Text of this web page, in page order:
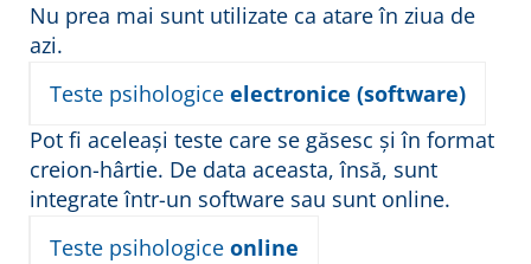
Nu prea mai sunt utilizate ca atare în ziua de
azi.
Teste psihologice electronice (software)
Pot fi aceleași teste care se găsesc și în format
creion-hârtie. De data aceasta, însă, sunt
integrate într-un software sau sunt online.
Teste psihologice online